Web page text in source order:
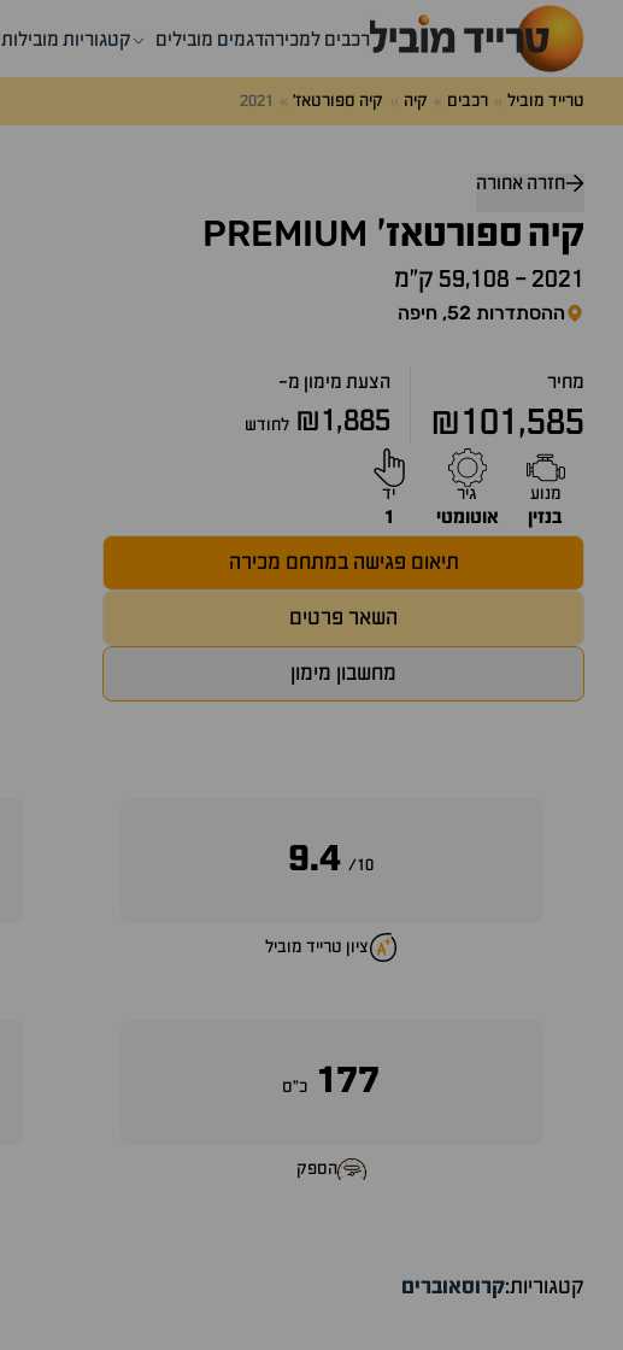
רכבים למכירהדגמים מובילים קטגוריות מובילות
טרייד מוביל רכבים קיה קיה ספורטאז' 2021
שאלות
ותשובות
חזרה אחורה
קיה ספורטאז' PREMIUM
2021
- 59,108 ק״מ
ההסתדרות 52, חיפה
מחיר
₪101,585
הצעת מימון מ-
₪1,885 לחודש
מנוע
בנזין
גיר
אוטומטי
יד
1
תיאום פגישה במתחם מכירה
השאר פרטים
מחשבון מימון
10/
9.4
ציון טרייד מוביל
177 כ״ס
הספק
קטגוריות:קרוסאוברים